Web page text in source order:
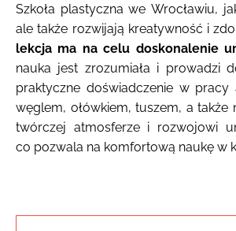
Szkoła plastyczna we Wrocławiu,
ale także rozwijają kreatywność i
lekcja ma na celu doskonalenie
nauka jest zrozumiała i prowadzi
praktyczne doświadczenie w
węglem, ołówkiem, tuszem, a
twórczej atmosferze i rozwojowi
co pozwala na komfortową naukę w